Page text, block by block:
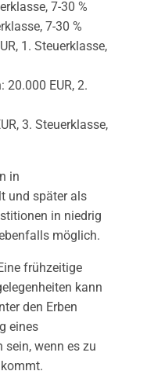
7-30 %
7-30 %
1. Steuerklasse,
EUR, 2.
3. Steuerklasse,
in
und später als
in niedrig
möglich.
frühzeitige
kann
den Erben
eines
wenn es zu